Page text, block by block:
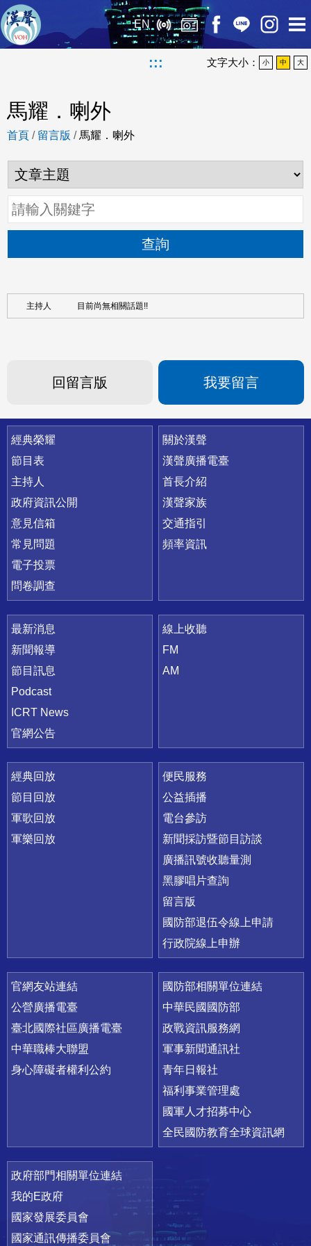
EN
::: 文字大小： 小 中 大
馬耀．喇外
首頁 / 留言版 / 馬耀．喇外
查詢
目前尚無相關話題!!
回留言版 我要留言
快速連結
經典榮耀
節目表
主持人
政府資訊公開
意見信箱
常見問題
電子投票
問卷調查
關於漢聲
漢聲廣播電臺
首長介紹
漢聲家族
交通指引
頻率資訊
最新消息
新聞報導
節目訊息
Podcast
ICRT News
官網公告
線上收聽
FM
AM
經典回放
節目回放
軍歌回放
軍樂回放
便民服務
公益插播
電台參訪
新聞採訪暨節目訪談
廣播訊號收聽量測
黑膠唱片查詢
留言版
國防部退伍令線上申請
行政院線上申辦
官網友站連結
公營廣播電臺
臺北國際社區廣播電臺
中華職棒大聯盟
身心障礙者權利公約
國防部相關單位連結
中華民國國防部
政戰資訊服務網
軍事新聞通訊社
青年日報社
福利事業管理處
國軍人才招募中心
全民國防教育全球資訊網
政府部門相關單位連結
我的E政府
國家發展委員會
國家通訊傳播委員會